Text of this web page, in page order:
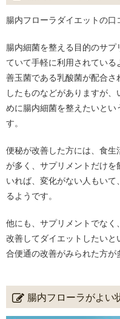
腸内フローラダイエットの口
腸内細菌を整える目的のサ
ていて手軽に利用されている
善玉菌である乳酸菌が配合
したものなどがありますが
めに腸内細菌を整えたいと
す。
便秘が改善した方には、食
が多く、サプリメントだけを
いれば、変化がない人もい
るようです。
他にも、サプリメントでな
改善してダイエットしたい
合便通の改善がみられた方が
腸内フローラがよい